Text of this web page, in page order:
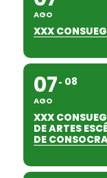
AGO
XXX
07
AGO
08
XXX
DE ARTES
DE